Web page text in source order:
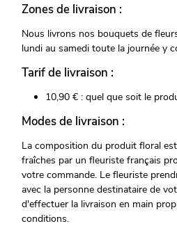
Zones de livraison :
Nous livrons nos bouquets de
lundi au samedi toute la journée y
Tarif de livraison :
10,90 € : quel que soit le
Modes de livraison :
La composition du produit floral
fraîches par un fleuriste français
votre commande. Le fleuriste
avec la personne destinataire de
d'effectuer la livraison en main
conditions.